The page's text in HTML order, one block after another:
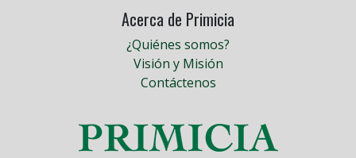
Acerca de Primicia
¿Quiénes somos?
Visión y Misión
Contáctenos